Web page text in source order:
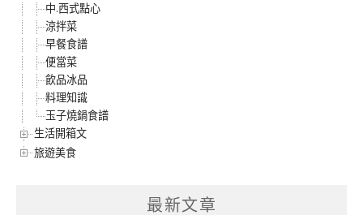
中.西式點心
涼拌菜
早餐食譜
便當菜
飲品冰品
料理知識
玉子燒鍋食譜
生活開箱文
旅遊美食
最新文章